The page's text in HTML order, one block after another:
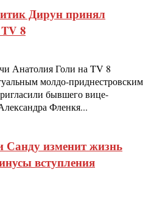
Дирун принял
8
Анатолия Голи на TV 8
молдо-приднестровским
бывшего вице-
Фленкя...
изменит жизнь
вступления